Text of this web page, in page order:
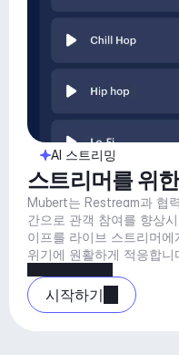
AI 스트리밍
스트리머를 위
Mubert는 Restream과 협
간으로 관객 참여를 향상
이프를 라이브 스트리머
위기에 원활하게 적응합니
시작하기